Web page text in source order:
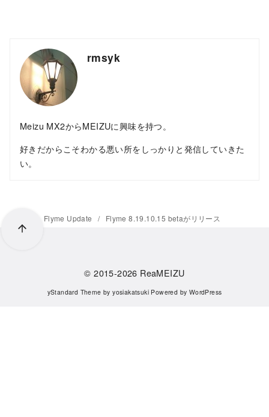
rmsyk
Meizu MX2からMEIZUに興味を持つ。
好きだからこそわかる悪い所をしっかりと発信していきた
い。
Flyme Update Flyme 8.19.10.15 betaがリリース
© 2015-2026 ReaMEIZU
yStandard Theme byyosiakatsuki Powered by WordPress